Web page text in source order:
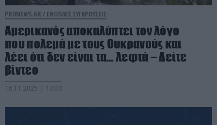
PRONEWS.GR / ΕΝΟΠΛΕΣ ΣΥΓΚΡΟΥΣΕΙΣ
Αμερικανός αποκαλύπτει τον λόγο
που πολεμά με τους Ουκρανούς και
λέει ότι δεν είναι τα… λεφτά – Δείτε
βίντεο
16.11.2025 | 17:03